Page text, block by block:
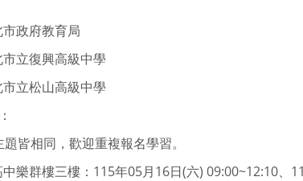
政府教育局
立復興高級中學
立松山高級中學
皆相同，歡迎重複報名學習。
樂群樓三樓：115年05月16日(六) 09:00~12:10、